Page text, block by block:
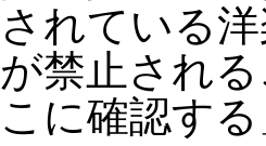
されている
が禁止され
こに確認す